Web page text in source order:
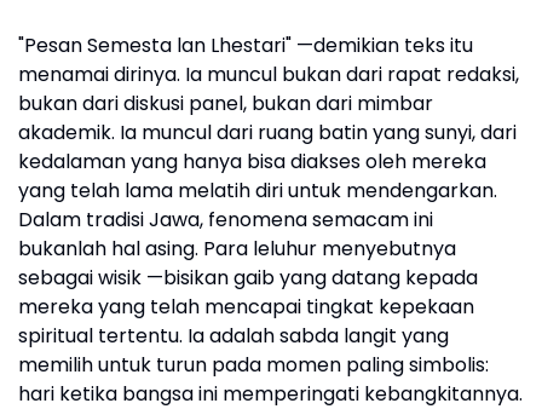
"Pesan Semesta lan Lhestari" —demikian teks itu
menamai dirinya. Ia muncul bukan dari rapat redaksi,
bukan dari diskusi panel, bukan dari mimbar
akademik. Ia muncul dari ruang batin yang sunyi, dari
kedalaman yang hanya bisa diakses oleh mereka
yang telah lama melatih diri untuk mendengarkan.
Dalam tradisi Jawa, fenomena semacam ini
bukanlah hal asing. Para leluhur menyebutnya
sebagai wisik —bisikan gaib yang datang kepada
mereka yang telah mencapai tingkat kepekaan
spiritual tertentu. Ia adalah sabda langit yang
memilih untuk turun pada momen paling simbolis:
hari ketika bangsa ini memperingati kebangkitannya.